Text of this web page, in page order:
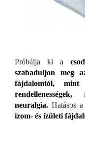
Próbálja ki a
szabaduljon meg
fájdalomtól, mint
neuralgia. Hatásos a
izom- és ízületi